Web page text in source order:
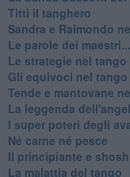
Titti il tanghero
Sandra e Raimondo
Le parole dei
Le strategie nel
Gli equivoci nel
Tende e mantovane
La leggenda
I super poteri degli
​Né carne né pesce
Il principiante e
La malattia del tango